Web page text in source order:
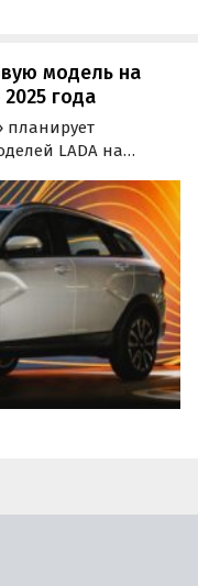
модель на
года
планирует
LADA на
представитель
уточнены не